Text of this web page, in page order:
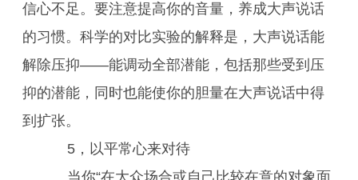
信心不足。要注意提高你的音量，养成大声说话
的习惯。科学的对比实验的解释是，大声说话能
解除压抑——能调动全部潜能，包括那些受到压
抑的潜能，同时也能使你的胆量在大声说话中得
到扩张。
5，以平常心来对待
当你“在大众场合或自己比较在意的对象面